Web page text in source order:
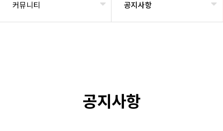
커뮤니티 공지사항
공지사항